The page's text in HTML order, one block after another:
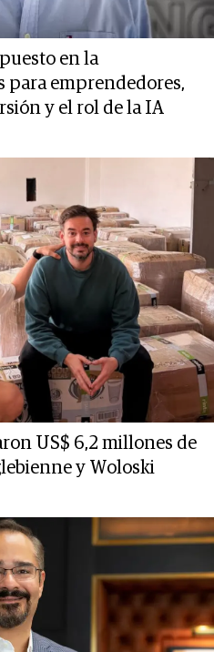
en la
para emprendedores,
y el rol de la IA
US$ 6,2 millones de
y Woloski